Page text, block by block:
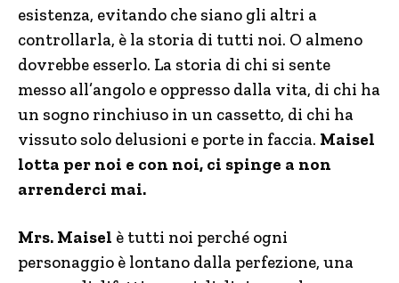
esistenza, evitando che siano gli altri a
controllarla, è la storia di tutti noi. O almeno
dovrebbe esserlo. La storia di chi si sente
messo all’angolo e oppresso dalla vita, di chi ha
un sogno rinchiuso in un cassetto, di chi ha
vissuto solo delusioni e porte in faccia. Maisel
lotta per noi e con noi, ci spinge a non
arrenderci mai.
Mrs. Maisel è tutti noi perché ogni
personaggio è lontano dalla perfezione, una